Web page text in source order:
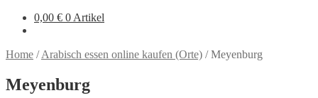
0,00 € 0 Artikel
Home /Arabisch essen online kaufen (Orte) /Meyenburg
Meyenburg